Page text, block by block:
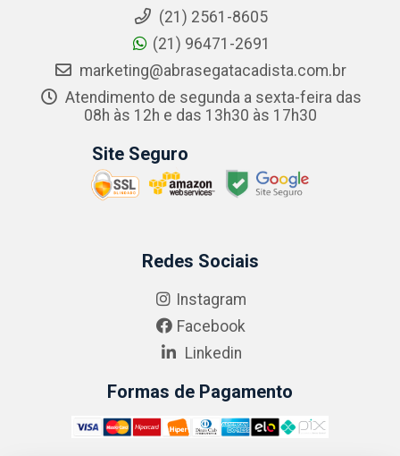
(21) 2561-8605
(21) 96471-2691
marketing@abrasegatacadista.com.br
Atendimento de segunda a sexta-feira das
08h às 12h e das 13h30 às 17h30
Site Seguro
Redes Sociais
Instagram
Facebook
Linkedin
Formas de Pagamento